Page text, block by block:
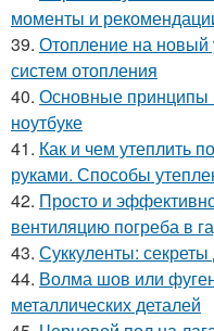
моменты и
39. Отопление на новый
систем отопления
40. Основные принципы
ноутбуке
41. Как и чем утеплить
руками. Способы
42. Просто и
вентиляцию погреба в
43. Суккуленты:
44. Волма шов или
металлических деталей